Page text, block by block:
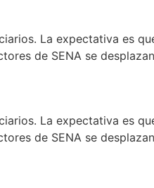
La expectativa es
de SENA se
La expectativa es
de SENA se